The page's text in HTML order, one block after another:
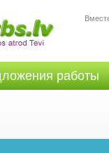
работы